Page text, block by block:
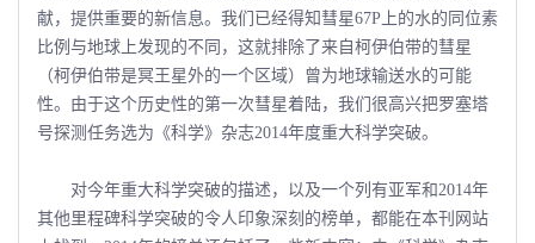
献，提供重要的新信息。我们已经得知彗星67P上的水的同位素
比例与地球上发现的不同，这就排除了来自柯伊伯带的彗星
（柯伊伯带是冥王星外的一个区域）曾为地球输送水的可能
性。由于这个历史性的第一次彗星着陆，我们很高兴把罗塞塔
号探测任务选为《科学》杂志2014年度重大科学突破。
对今年重大科学突破的描述，以及一个列有亚军和2014年
其他里程碑科学突破的令人印象深刻的榜单，都能在本刊网站